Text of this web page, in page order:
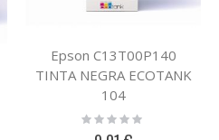
Epson C13T00P140
TINTA NEGRA ECOTANK
104
Rating: